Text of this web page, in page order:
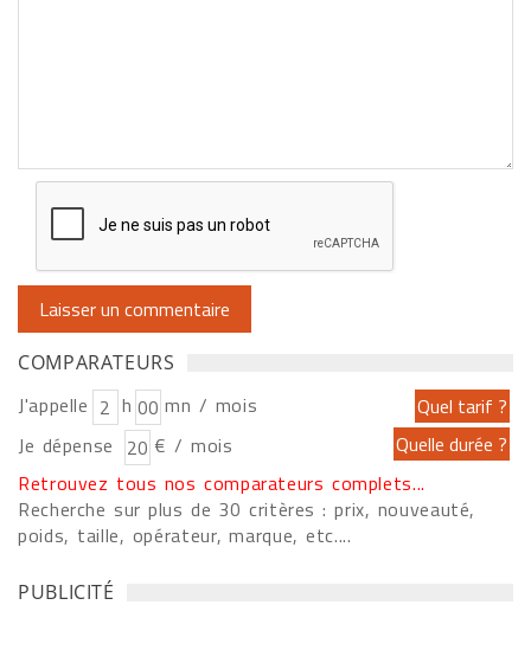
COMPARATEURS
J'appelle h
mn / mois
Je dépense
€ / mois
Retrouvez tous nos comparateurs complets...
Recherche sur plus de 30 critères : prix, nouveauté,
poids, taille, opérateur, marque, etc....
PUBLICITÉ